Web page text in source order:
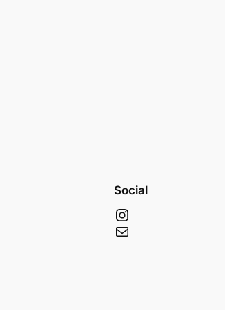
Social
Instagram
E-Mail